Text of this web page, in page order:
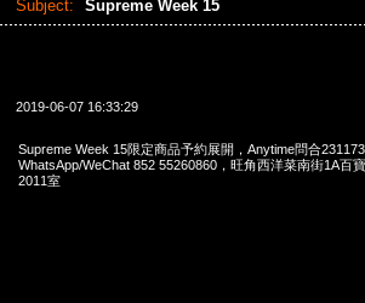
Subject: Supreme Week 15
2019-06-07 16:33:29
Supreme Week 15限定商品予約展開，Anytime問合
WhatsApp/WeChat 852 55260860，旺角西洋菜南街1A百
2011室